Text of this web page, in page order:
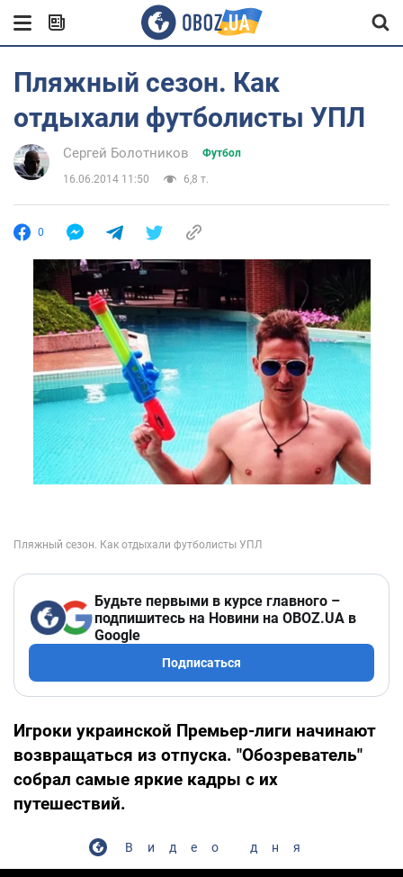
Пляжный сезон. Как
отдыхали футболисты УПЛ
Сергей Болотников Футбол
16.06.2014 11:50 6,8 т.
0
Будьте первыми в курсе главного –
подпишитесь на Новини на OBOZ.UA в
Google
Подписаться
Игроки украинской Премьер-лиги начинают
возвращаться из отпуска. "Обозреватель"
собрал самые яркие кадры с их
путешествий.
Видео дня